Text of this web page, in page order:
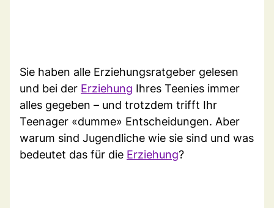
Sie haben alle Erziehungsratgeber gelesen
und bei der Erziehung Ihres Teenies immer
alles gegeben – und trotzdem trifft Ihr
Teenager «dumme» Entscheidungen. Aber
warum sind Jugendliche wie sie sind und was
bedeutet das für die Erziehung?